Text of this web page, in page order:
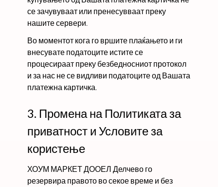
се зачувуваат или пренесувваат преку
нашите сервери.
Во моментот кога го вршите плаќањето и ги
внесувате податоците истите се
процесираат преку безбедносниот протокол
и за нас не се видливи податоците од Вашата
платежна картичка.
3. Промена на Политиката за
приватност и Условите за
користење
ХОУМ МАРКЕТ ДООЕЛ Делчево го
резервира правото во секое време и без